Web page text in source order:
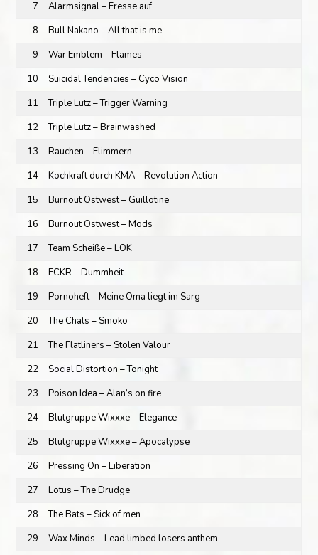
7
Alarmsignal – Fresse auf
8
Bull Nakano – All that is me
9
War Emblem – Flames
10
Suicidal Tendencies – Cyco Vision
11
Triple Lutz – Trigger Warning
12
Triple Lutz – Brainwashed
13
Rauchen – Flimmern
14
Kochkraft durch KMA – Revolution Action
15
Burnout Ostwest – Guillotine
16
Burnout Ostwest – Mods
17
Team Scheiße – LOK
18
FCKR – Dummheit
19
Pornoheft – Meine Oma liegt im Sarg
20
The Chats – Smoko
21
The Flatliners – Stolen Valour
22
Social Distortion – Tonight
23
Poison Idea – Alan’s on fire
24
Blutgruppe Wixxxe – Elegance
25
Blutgruppe Wixxxe – Apocalypse
26
Pressing On – Liberation
27
Lotus – The Drudge
28
The Bats – Sick of men
29
Wax Minds – Lead limbed losers anthem